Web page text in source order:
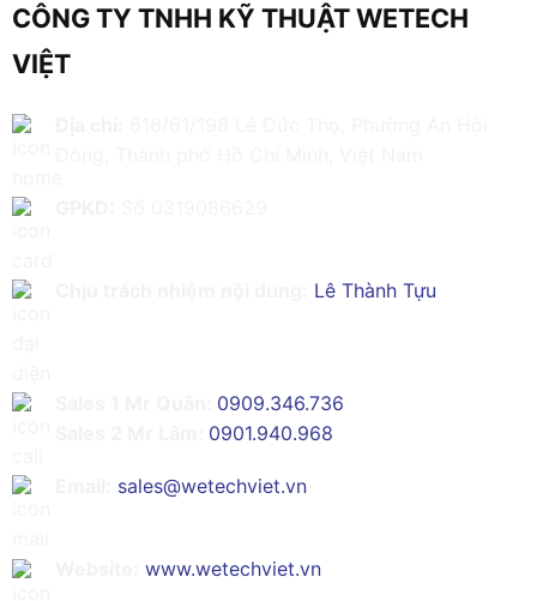
CÔNG TY TNHH KỸ THUẬT WETECH
VIỆT
Lê Thành Tựu
0909.346.736
0901.940.968
sales@wetechviet.vn
www.wetechviet.vn